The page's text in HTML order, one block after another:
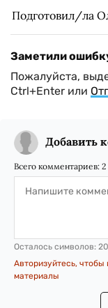
Подготовил/ла
Заметили
Пожалуйста,
Ctrl+Enter или
Добавить
Всего комментариев: 2
Осталось символов:
Авторизуйтесь,
материалы